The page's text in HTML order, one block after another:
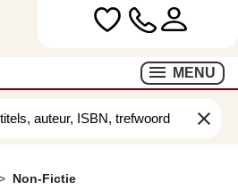
MENU
clear
Non-Fictie